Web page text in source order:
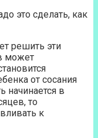
это сделать, как
решить эти
может
от сосания
начинается в
то
к